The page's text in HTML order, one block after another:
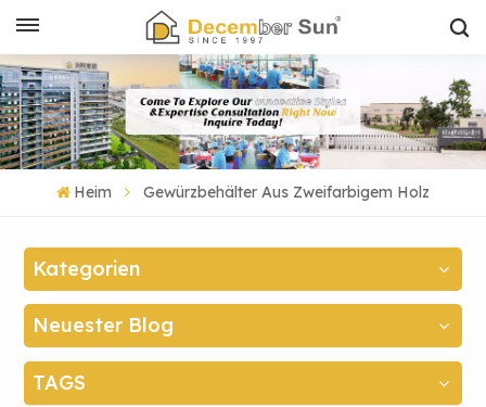
Heim Gewürzbehälter Aus Zweifarbigem Holz
Kategorien
Neuester Blog
TAGS